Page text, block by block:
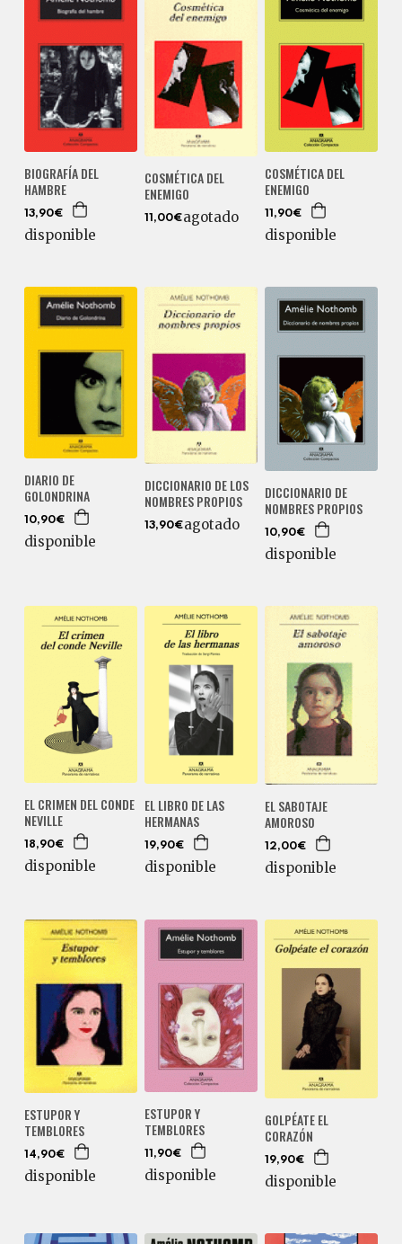
BIOGRAFÍA DEL
HAMBRE
13,90€
disponible
COSMÉTICA DEL
ENEMIGO
11,00€agotado
COSMÉTICA DEL
ENEMIGO
11,90€
disponible
DIARIO DE
GOLONDRINA
10,90€
disponible
DICCIONARIO DE LOS
NOMBRES PROPIOS
13,90€agotado
DICCIONARIO DE
NOMBRES PROPIOS
10,90€
disponible
EL CRIMEN DEL CONDE
NEVILLE
18,90€
disponible
EL LIBRO DE LAS
HERMANAS
19,90€
disponible
EL SABOTAJE
AMOROSO
12,00€
disponible
ESTUPOR Y
TEMBLORES
14,90€
disponible
ESTUPOR Y
TEMBLORES
11,90€
disponible
GOLPÉATE EL
CORAZÓN
19,90€
disponible